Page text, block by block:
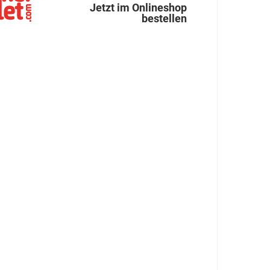
Jetzt im Onlineshop
bestellen